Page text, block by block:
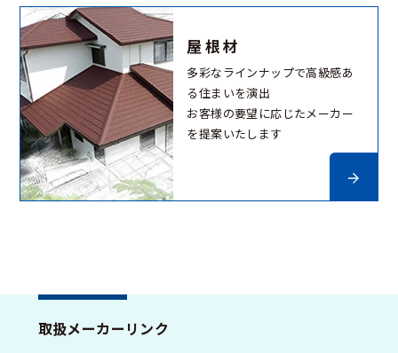
屋根材
多彩なラインナップで高級感あ
る住まいを演出
お客様の要望に応じたメーカー
を提案いたします
取扱メーカーリンク